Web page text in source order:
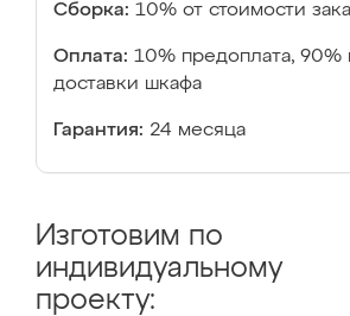
Сборка: 10% от стоимости
Оплата: 10% предоплата, 90%
доставки шкафа
Гарантия: 24 месяца
Изготовим по
индивидуальному
проекту: